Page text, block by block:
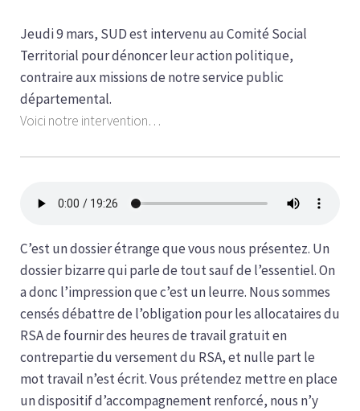
Jeudi 9 mars, SUD est intervenu au Comité Social
Territorial pour dénoncer leur action politique,
contraire aux missions de notre service public
départemental.
Voici notre intervention…
C’est un dossier étrange que vous nous présentez. Un
dossier bizarre qui parle de tout sauf de l’essentiel. On
a donc l’impression que c’est un leurre. Nous sommes
censés débattre de l’obligation pour les allocataires du
RSA de fournir des heures de travail gratuit en
contrepartie du versement du RSA, et nulle part le
mot travail n’est écrit. Vous prétendez mettre en place
un dispositif d’accompagnement renforcé, nous n’y